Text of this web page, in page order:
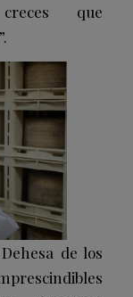
que
de los